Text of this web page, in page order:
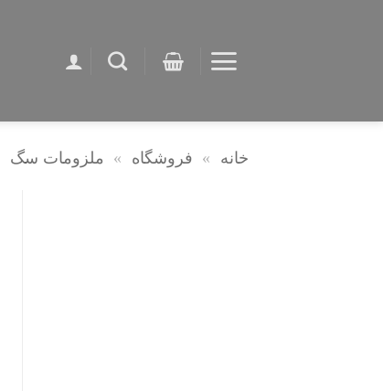
خانه » فروشگاه » ملزومات سگ